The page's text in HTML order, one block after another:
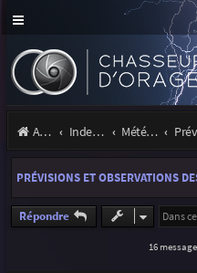
Accueil Index du forum Météo et climatologie des orages
PRÉVISIONS ET OBSERVATIONS
Répondre
16